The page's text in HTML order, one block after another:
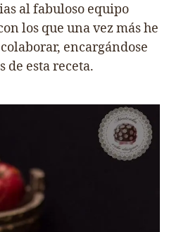
al fabuloso equipo
los que una vez más he
encargándose
de esta receta.